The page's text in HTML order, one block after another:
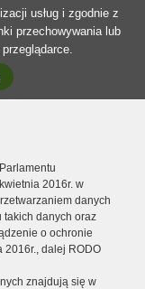
usług i zgodnie z
przechowywania lub
2016r. w
danych
takich danych oraz
o ochronie
2016r., dalej RODO
znajdują się w